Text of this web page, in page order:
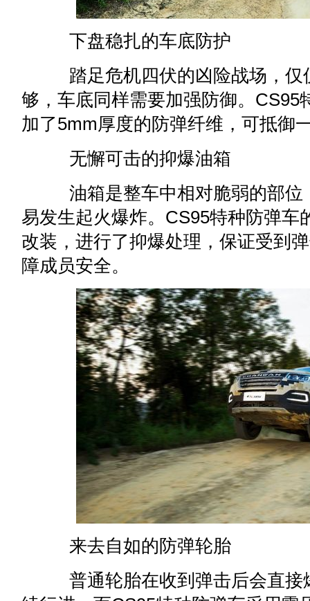
下盘稳扎的车底防护
踏足危机四伏的凶险战场，仅
够，车底同样需要加强防御。CS95
加了5mm厚度的防弹纤维，可抵御
无懈可击的抑爆油箱
油箱是整车中相对脆弱的部位
易发生起火爆炸。CS95特种防弹车
改装，进行了抑爆处理，保证受到
障成员安全。
来去自如的防弹轮胎
普通轮胎在收到弹击后会直接